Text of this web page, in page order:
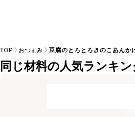
TOP おつまみ 豆腐のとろとろきのこあんか
同じ材料の人気ランキ